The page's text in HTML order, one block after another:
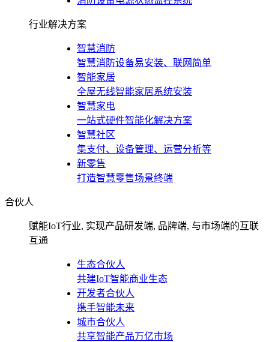
行业解决方案
智慧消防
智慧消防设备易安装、联网简单
智能家居
全屋无线智能家居系统安装
智慧家电
一站式硬件智能化解决方案
智慧社区
集支付、设备管理、运营分析等
新零售
打造智慧零售场景终端
合伙人
赋能IoT行业, 实现产品研发端, 品牌端, 与市场端的互联
互通
生态合伙人
共建IoT智能商业生态
开发者合伙人
携手智能未来
城市合伙人
共享智能产品万亿市场